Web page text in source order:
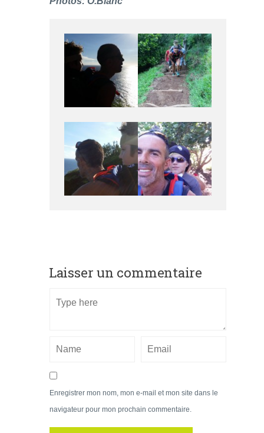
Laisser un commentaire
Enregistrer mon nom, mon e-mail et mon site dans le
navigateur pour mon prochain commentaire.